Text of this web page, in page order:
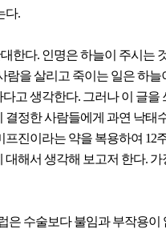
다.
한다. 인명은 하늘이 주시는
람을 살리고 죽이는 일은 하늘
고 생각한다. 그러나 이 글을
결정한 사람들에게 과연 낙태
진이라는 약을 복용하여 12
해서 생각해 보고저 한다. 가
은 수술보다 불임과 부작용이